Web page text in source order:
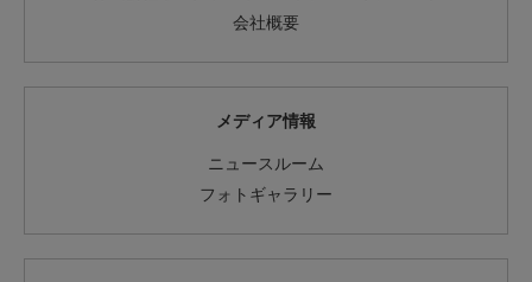
会社概要
メディア情報
ニュースルーム
フォトギャラリー